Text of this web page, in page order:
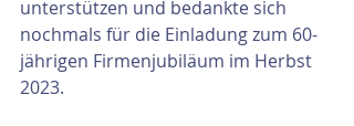
unterstützen und bedankte sich
nochmals für die Einladung zum 60-
jährigen Firmenjubiläum im Herbst
2023.